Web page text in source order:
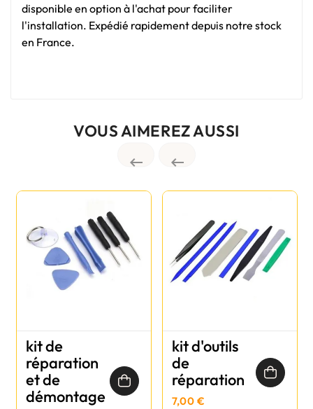
disponible en option à l'achat pour faciliter
l'installation. Expédié rapidement depuis notre stock
en France.
VOUS AIMEREZ AUSSI
 
kit de
réparation
et de
démontage
kit d'outils
de
réparation
7,00 €